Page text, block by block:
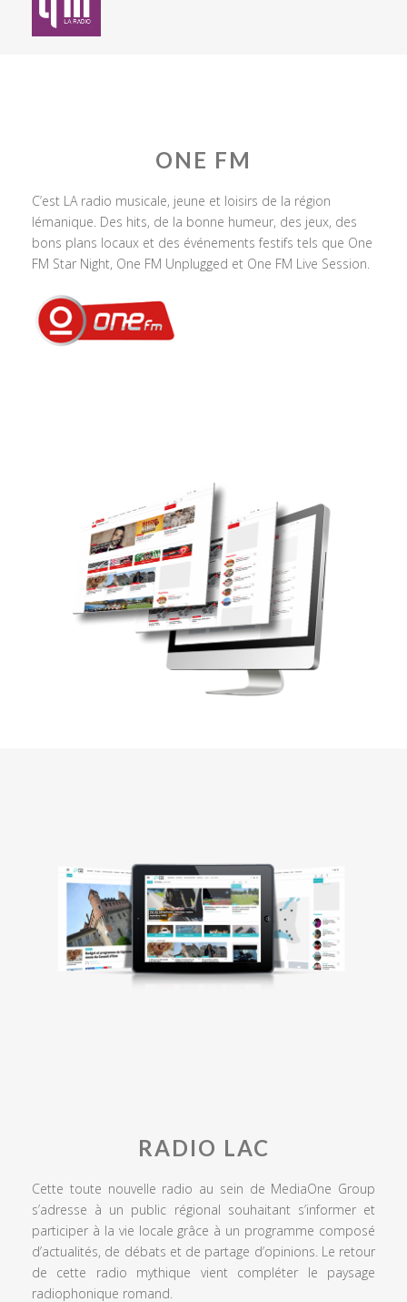
ONE FM
C’est LA radio musicale, jeune et loisirs de la région
lémanique. Des hits, de la bonne humeur, des jeux, des
bons plans locaux et des événements festifs tels que One
FM Star Night, One FM Unplugged et One FM Live Session.
RADIO LAC
Cette toute nouvelle radio au sein de MediaOne Group
s’adresse à un public régional souhaitant s’informer et
participer à la vie locale grâce à un programme composé
d’actualités, de débats et de partage d’opinions. Le retour
de cette radio mythique vient compléter le paysage
radiophonique romand.